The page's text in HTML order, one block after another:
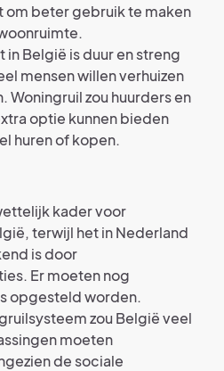
om beter gebruik te maken
in België is duur en streng
mensen willen verhuizen
Woningruil zou huurders en
optie kunnen bieden
huren of kopen.
kader voor
terwijl het in Nederland
is door
Er moeten nog
opgesteld worden.
zou België veel
moeten
de sociale